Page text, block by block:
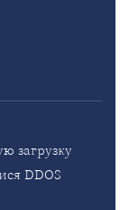
загрузку
DDOS